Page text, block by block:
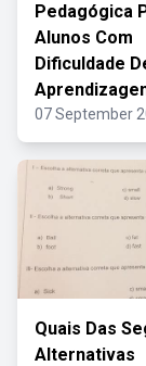
Pedagógica
Alunos Com
Dificuldade
07 September
Quais Das
Alternativas